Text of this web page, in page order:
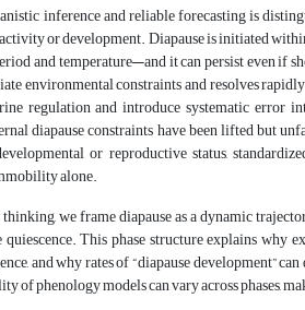
inference and reliable forecasting is
or development. Diapause is initiated
and temperature—and it can persist even if
environmental constraints and resolves
regulation and introduce systematic
diapause constraints have been lifted but
or reproductive status,
alone.
we frame diapause as a dynamic
This phase structure explains
and why rates of “diapause development”
of phenology models can vary across phases,